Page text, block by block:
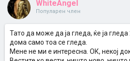
WhiteAngel
Популарен член
Тато да може да ја гледа, ќе ја
дома само тоа се гледа.
Мене не ми е интересна. ОК, некој